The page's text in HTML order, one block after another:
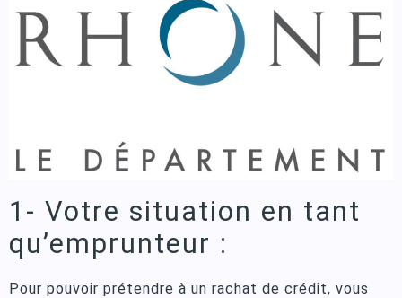
1- Votre situation en tant
qu’emprunteur :
Pour pouvoir prétendre à un rachat de crédit, vous